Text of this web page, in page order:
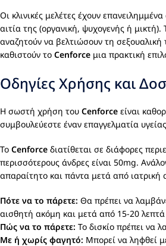
Οι κλινικές μελέτες έχουν
αιτία της (οργανική, ψυχογενής ή μικτή).
αναζητούν να βελτιώσουν τη
καθιστούν το Cenforce μια πρακτική
Οδηγίες Χρήσης και
Η σωστή χρήση του Cenforce είναι
συμβουλεύεστε έναν επαγγελματία
Το Cenforce διατίθεται σε διάφορες
περισσότερους άνδρες είναι 50mg.
απαραίτητο και πάντα μετά από
Πότε να το πάρετε: Θα πρέπει να
αισθητή ακόμη και μετά από 15-20
Πώς να το πάρετε: Το δισκίο πρέπει να
Με ή χωρίς φαγητό: Μπορεί να ληφθεί